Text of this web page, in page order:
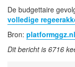
De budgettaire
volledige
Bron: platformggz.nl
Dit bericht is 6716